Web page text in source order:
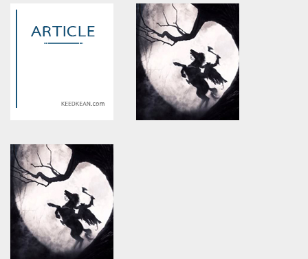
assumed 'article_topic' (this
will throw an Error in a future
/home/keedkean/domains/keedkean.com/public_html/include/article/
Warning: Use of undefined
constant article_topic -
assumed 'article_topic' (this
will throw an Error in a future
version of PHP) in
/home/keedkean/domains/
on line534
It is worth mentioning that all
the props in the film are real.
Warning: Use of undefined
constant article_topic -
assumed 'article_topic' (this
will throw an Error in a future
version of PHP) in
/home/keedkean/domains/keedkean.com/public_html/include/article/
on line534
Blogsandarticleses